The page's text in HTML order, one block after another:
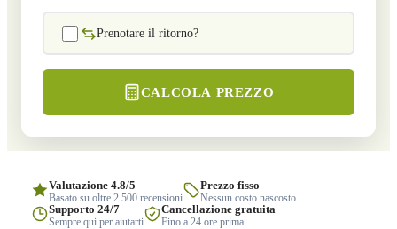
Prenotare il ritorno?
CALCOLA PREZZO
Valutazione 4.8/5
Basato su oltre 2.500 recensioni
Prezzo fisso
Nessun costo nascosto
Supporto 24/7
Sempre qui per aiutarti
Cancellazione gratuita
Fino a 24 ore prima